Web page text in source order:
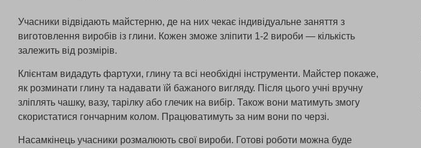
Учасники відвідають майстерню, де на них чекає індивідуальне заняття з
виготовлення виробів із глини. Кожен зможе зліпити 1-2 вироби — кількість
залежить від розмірів.
Клієнтам видадуть фартухи, глину та всі необхідні інструменти. Майстер покаже,
як розминати глину та надавати їй бажаного вигляду. Після цього учні вручну
зліплять чашку, вазу, тарілку або глечик на вибір. Також вони матимуть змогу
скористатися гончарним колом. Працюватимуть за ним вони по черзі.
Насамкінець учасники розмалюють свої вироби. Готові роботи можна буде